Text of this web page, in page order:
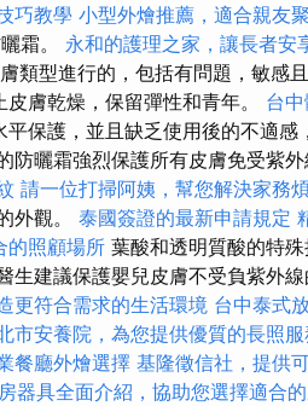
巧教學 小型外燴推薦，適合親友
霜。 永和的護理之家，讓長者安
類型進行的，包括有問題，敏感
膚乾燥，保留彈性和青年。 台
保護，並且缺乏使用後的不適感
防曬霜強烈保護所有皮膚免受紫
請一位打掃阿姨，幫您解決家務
外觀。 泰國簽證的最新申請規定
的照顧場所 葉酸和透明質酸的特
生建議保護嬰兒皮膚不受負紫外線
更符合需求的生活環境 台中泰式
市安養院，為您提供優質的長照服
餐廳外燴選擇 基隆徵信社，提供
器具全面介紹，協助您選擇適合